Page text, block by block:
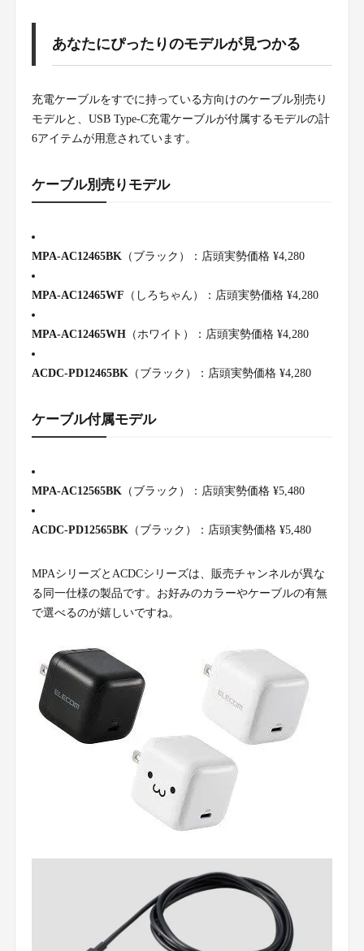
あなたにぴったりのモデルが見つかる
充電ケーブルをすでに持っている方向けのケーブル別売り
モデルと、USB Type-C充電ケーブルが付属するモデルの計
6アイテムが用意されています。
ケーブル別売りモデル
MPA-AC12465BK （ブラック）：店頭実勢価格 ¥4,280
MPA-AC12465WF （しろちゃん）：店頭実勢価格 ¥4,280
MPA-AC12465WH（ホワイト）：店頭実勢価格 ¥4,280
ACDC-PD12465BK （ブラック）：店頭実勢価格 ¥4,280
ケーブル付属モデル
MPA-AC12565BK （ブラック）：店頭実勢価格 ¥5,480
ACDC-PD12565BK （ブラック）：店頭実勢価格 ¥5,480
MPAシリーズとACDCシリーズは、販売チャンネルが異な
る同一仕様の製品です。お好みのカラーやケーブルの有無
で選べるのが嬉しいですね。